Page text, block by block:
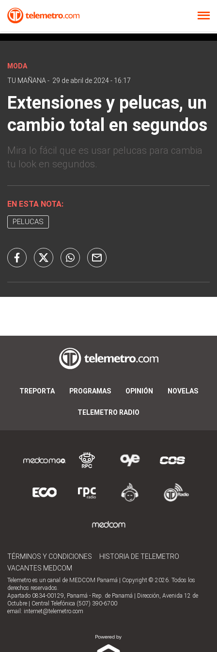
MODA
TU MAÑANA - 29 de abril de 2024 - 16:17
Extensiones y pelucas, un
cambio total en segundos
Mira lo fácil que es usar pelucas para cambia
tu look en segundos.
EN ESTA NOTA:
PELUCAS
TREPORTA PROGRAMAS OPINIÓN NOVELAS
TELEMETRO RADIO
TÉRMINOS Y CONDICIONES
HISTORIA DE TELEMETRO
VACANTES MEDCOM
Telemetro es un canal de MEDCOM Panamá | Copyright © 2026. Todos los
derechos reservados.
Apartado 0834-00129, Panamá - Rep. de Panamá | Dirección, Avenida 12 de
Octubre | Central Telefónica (507) 390-6700
email: internet@telemetro.com